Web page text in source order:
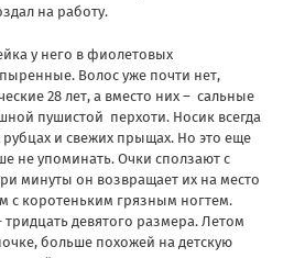
на работу.
у него в фиолетовых
Волос уже почти нет,
28 лет, а вместо них – сальные
пушистой перхоти. Носик всегда
рубцах и свежих прыщах. Но это еще
не упоминать. Очки сползают с
минуты он возвращает их на место
с коротеньким грязным ногтем.
тридцать девятого размера. Летом
больше похожей на детскую